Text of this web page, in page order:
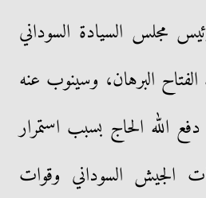
مجلس السيادة السوداني
البرهان، وسينوب عنه
الله الحاج بسبب استمرار
الجيش السوداني وقوات